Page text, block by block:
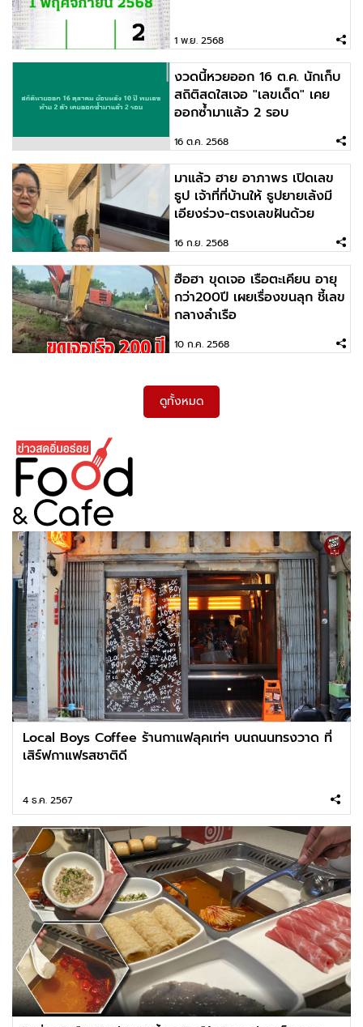
1 พ.ย. 2568
งวดนี้หวยออก 16 ต.ค. นักเก็บ
สถิติสดใสเจอ "เลขเด็ด" เคย
ออกซ้ำมาแล้ว 2 รอบ
16 ต.ค. 2568
มาแล้ว ฮาย อาภาพร เปิดเลข
ธูป เจ้าที่ที่บ้านให้ ธูปยายเล้งมี
เอียงร่วง-ตรงเลขฝันด้วย
16 ก.ย. 2568
ฮือฮา ขุดเจอ เรือตะเคียน อายุ
กว่า200ปี เผยเรื่องขนลุก ชี้เลข
กลางลำเรือ
10 ก.ค. 2568
ดูทั้งหมด
Local Boys Coffee ร้านกาแฟลุคเท่ๆ บนถนนทรงวาด ที่
เสิร์ฟกาแฟรสชาติดี
4 ธ.ค. 2567